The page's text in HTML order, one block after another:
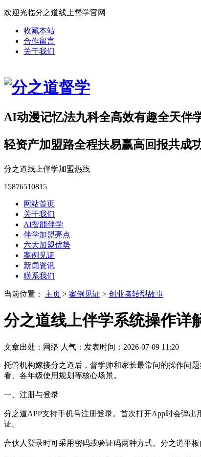
欢迎光临分之道线上督学官网
收藏本站
合作留言
关于我们
AI动漫记忆法九科全高效有趣全天伴
轻资产加盟路全程扶易赢高回报共成
分之道线上伴学加盟热线
15876510815
网站首页
关于我们
AI智能伴学
伴学加盟亮点
六大加盟优势
案例见证
新闻资讯
联系我们
当前位置： 主页 > 案例见证 > 创业者转型故事
分之道线上伴学系统操作详
文章出处：网络 人气： 发表时间：2026-07-09 11:20
托管机构嫁接分之道后，督学师和家长最常问的操作问
看、各年级使用规划等核心场景。
一、注册与登录
分之道APP支持手机号注册登录。首次打开App时会弹
证。
合伙人登录时可采用密码或验证码两种方式。分之道平